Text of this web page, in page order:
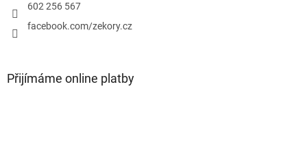
602 256 567
facebook.com/zekory.cz
Přijímáme online platby